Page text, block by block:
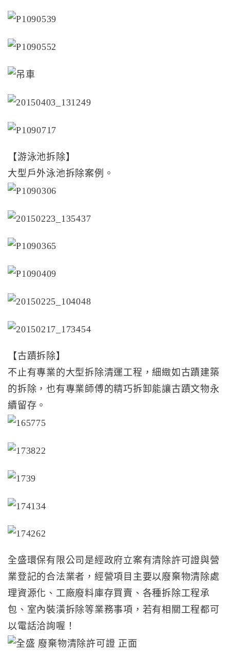
【游泳池拆除】
大型戶外泳池拆除案例。
【古蹟拆除】
不止有專業的大型拆除清運工程，細緻如古蹟建築
的拆除，也有專業師傅的精巧拆卸能讓古蹟文物永
續留存。
全盛環保有限公司是經政府立案有清除許可證與營
業登記的合法業者，經營項目主要以廢棄物清除處
理資源化、工廠廢料庫存買賣、各種拆除工程承
包、室內裝潢拆除等業務事項，若有相關工程都可
以電話洽詢喔！